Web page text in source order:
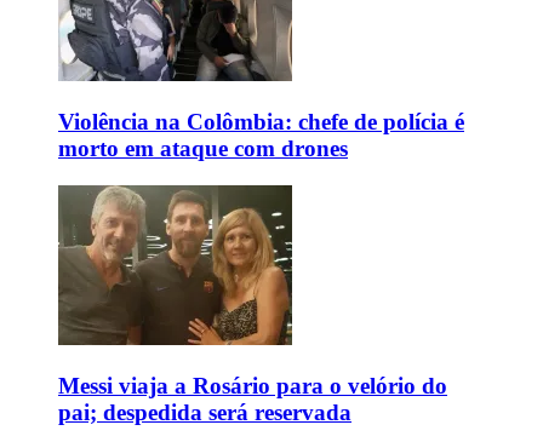
Violência na Colômbia: chefe de polícia é
morto em ataque com drones
Messi viaja a Rosário para o velório do
pai; despedida será reservada